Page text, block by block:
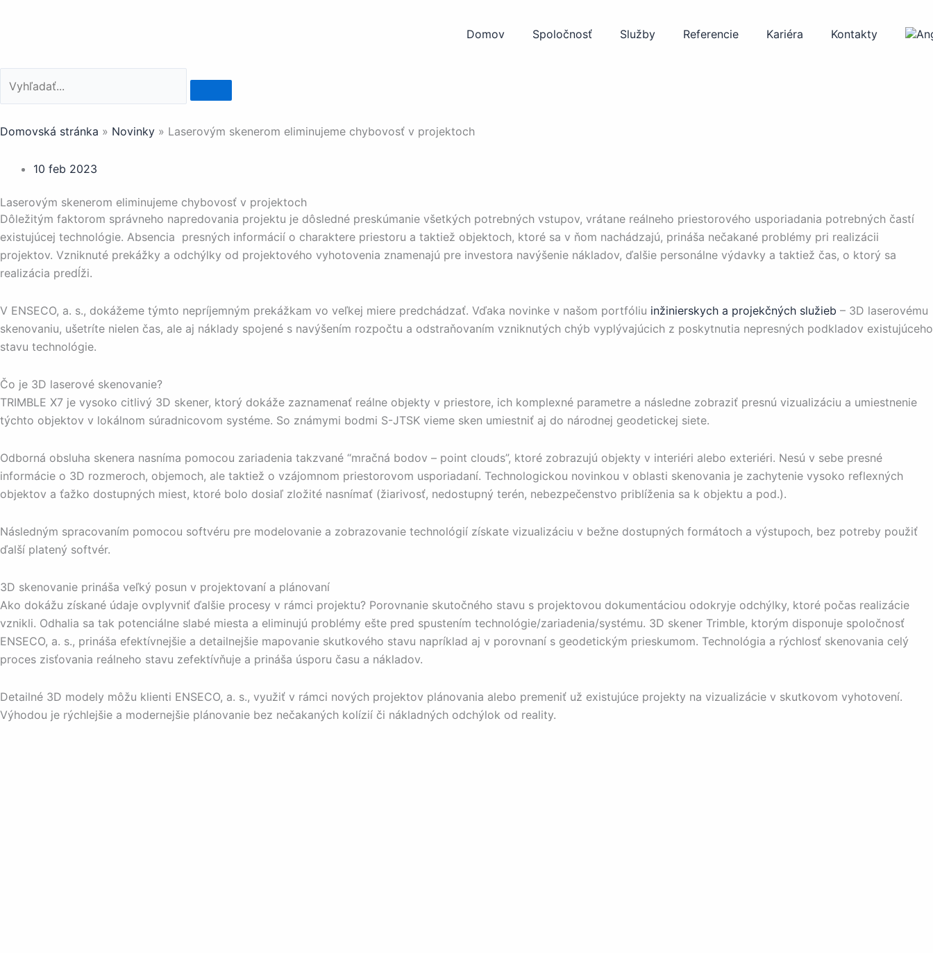
Domov Spoločnosť Služby Referencie Kariéra Kontakty
Domovská stránka » Novinky » Laserovým skenerom eliminujeme chybovosť v projektoch
10 feb 2023
Laserovým skenerom eliminujeme chybovosť v projektoch
Dôležitým faktorom správneho napredovania projektu je dôsledné preskúmanie všetkých potrebných vstupov, vrátane reálneho priestorového usporiadania potrebných častí
existujúcej technológie. Absencia presných informácií o charaktere priestoru a taktiež objektoch, ktoré sa v ňom nachádzajú, prináša nečakané problémy pri realizácii
projektov. Vzniknuté prekážky a odchýlky od projektového vyhotovenia znamenajú pre investora navýšenie nákladov, ďalšie personálne výdavky a taktiež čas, o ktorý sa
realizácia predĺži.
V ENSECO, a. s., dokážeme týmto nepríjemným prekážkam vo veľkej miere predchádzať. Vďaka novinke v našom portfóliu inžinierskych a projekčných služieb – 3D laserovému
skenovaniu, ušetríte nielen čas, ale aj náklady spojené s navýšením rozpočtu a odstraňovaním vzniknutých chýb vyplývajúcich z poskytnutia nepresných podkladov existujúceho
stavu technológie.
Čo je 3D laserové skenovanie?
TRIMBLE X7 je vysoko citlivý 3D skener, ktorý dokáže zaznamenať reálne objekty v priestore, ich komplexné parametre a následne zobraziť presnú vizualizáciu a umiestnenie
týchto objektov v lokálnom súradnicovom systéme. So známymi bodmi S-JTSK vieme sken umiestniť aj do národnej geodetickej siete.
Odborná obsluha skenera nasníma pomocou zariadenia takzvané “mračná bodov – point clouds”, ktoré zobrazujú objekty v interiéri alebo exteriéri. Nesú v sebe presné
informácie o 3D rozmeroch, objemoch, ale taktiež o vzájomnom priestorovom usporiadaní. Technologickou novinkou v oblasti skenovania je zachytenie vysoko reflexných
objektov a ťažko dostupných miest, ktoré bolo dosiaľ zložité nasnímať (žiarivosť, nedostupný terén, nebezpečenstvo priblíženia sa k objektu a pod.).
Následným spracovaním pomocou softvéru pre modelovanie a zobrazovanie technológií získate vizualizáciu v bežne dostupných formátoch a výstupoch, bez potreby použiť
ďalší platený softvér.
3D skenovanie prináša veľký posun v projektovaní a plánovaní
Ako dokážu získané údaje ovplyvniť ďalšie procesy v rámci projektu? Porovnanie skutočného stavu s projektovou dokumentáciou odokryje odchýlky, ktoré počas realizácie
vznikli. Odhalia sa tak potenciálne slabé miesta a eliminujú problémy ešte pred spustením technológie/zariadenia/systému. 3D skener Trimble, ktorým disponuje spoločnosť
ENSECO, a. s., prináša efektívnejšie a detailnejšie mapovanie skutkového stavu napríklad aj v porovnaní s geodetickým prieskumom. Technológia a rýchlosť skenovania celý
proces zisťovania reálneho stavu zefektívňuje a prináša úsporu času a nákladov.
Detailné 3D modely môžu klienti ENSECO, a. s., využiť v rámci nových projektov plánovania alebo premeniť už existujúce projekty na vizualizácie v skutkovom vyhotovení.
Výhodou je rýchlejšie a modernejšie plánovanie bez nečakaných kolízií či nákladných odchýlok od reality.